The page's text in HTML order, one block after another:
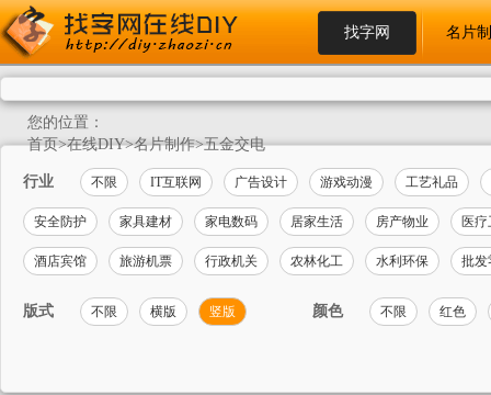
找字网 名片
您的位置：
首页>在线DIY>名片制作>五金交电
行业 不限 IT互联网 广告设计 游戏动漫 工艺礼品
安全防护 家具建材 家电数码 居家生活 房产物业 医
酒店宾馆 旅游机票 行政机关 农林化工 水利环保 批发
版式 不限 横版 竖版 颜色 不限 红色